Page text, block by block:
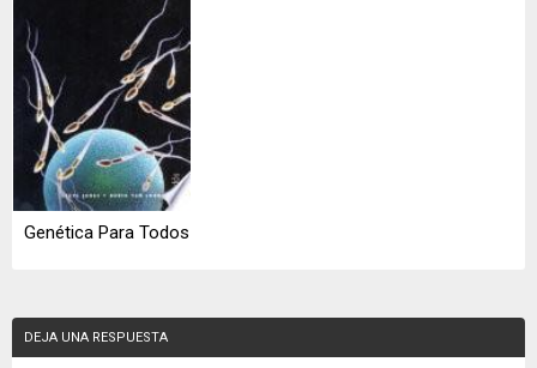
Genética Para Todos
DEJA UNA RESPUESTA